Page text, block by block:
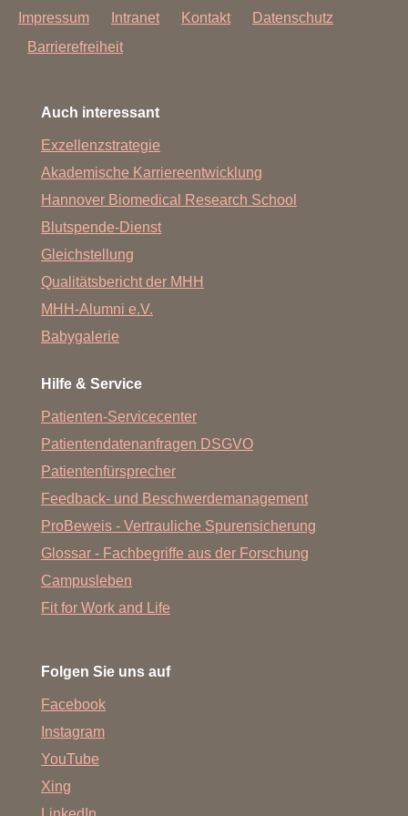
Impressum Intranet Kontakt
Datenschutz
Barrierefreiheit
Auch interessant
Exzellenzstrategie
Akademische Karriereentwicklung
Hannover Biomedical Research School
Blutspende-Dienst
Gleichstellung
Qualitätsbericht der MHH
MHH-Alumni e.V.
Babygalerie
Hilfe & Service
Patienten-Servicecenter
Patientendatenanfragen DSGVO
Patientenfürsprecher
Feedback- und Beschwerdemanagement
ProBeweis - Vertrauliche Spurensicherung
Glossar - Fachbegriffe aus der Forschung
Campusleben
Fit for Work and Life
Folgen Sie uns auf
Facebook
Instagram
YouTube
Xing